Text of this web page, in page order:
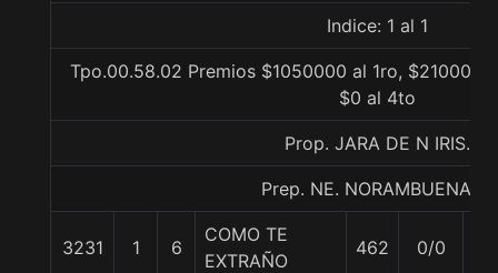
Indice: 1 al 1
Tpo.00.58.02 Premios $1050000 al 1ro, $210000
$0 al 4to
Prop. JARA DE N IRIS.
Prep. NE. NORAMBUENA B.
3231 1 6
COMO TE
EXTRAÑO
462 0/0